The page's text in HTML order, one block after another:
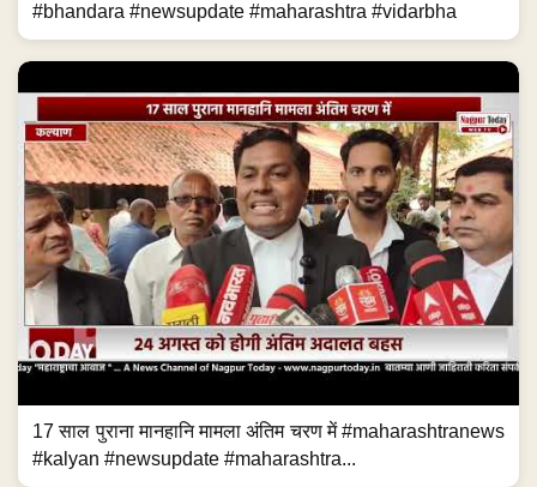
#bhandara #newsupdate #maharashtra #vidarbha
17 साल पुराना मानहानि मामला अंतिम चरण में #maharashtranews
#kalyan #newsupdate #maharashtra...